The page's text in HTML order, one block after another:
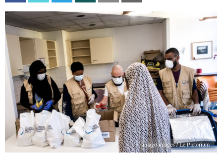
imago images / Le Pictorium